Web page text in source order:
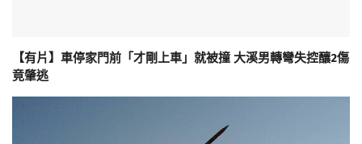
【有片】車停家門前「才剛上車」就被撞 大溪男轉彎失控釀2傷
竟肇逃